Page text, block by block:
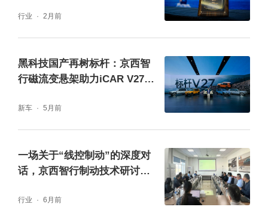
道路场景数据集的训练，每个训练片段时长覆
盖45至60秒的关键场景，使算法具备更强的本
土化理解能力，做到“更懂中国路”。
行业 2月前
黑科技国产再树标杆：京西智
行磁流变悬架助力iCAR V27突
新车 5月前
一场关于“线控制动”的深度对
话，京西智行制动技术研讨会
行业 6月前